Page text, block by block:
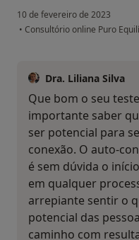
10 de fevereiro de 2023
• Consultório online Puro
Dra. Liliana Silva
Que bom o seu
importante saber
ser potencial para
conexão. O auto-
é sem dúvida o
em qualquer
arrepiante sentir o
potencial das
caminho com